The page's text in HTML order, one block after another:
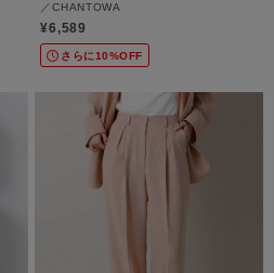
／CHANTOWA
¥6,589
さらに10%OFF